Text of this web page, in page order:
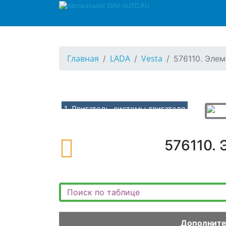
Главная LADA Vesta 576110.
1. Двигатель, системы двигателя
100110. Двигатель в сборе (H4M)
101110. Опоры, кронштейны подвески двигателя (H4M)
101210. Опоры, кронштейны подвески двигателя (P4M,P4P-BVM5)
576110.